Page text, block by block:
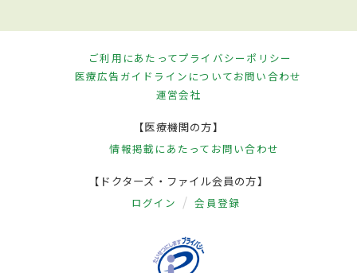
ご利用にあたってプライバシーポリシー
医療広告ガイドラインについてお問い合わせ
運営会社
【医療機関の方】
情報掲載にあたって お問い合わせ
【ドクターズ・ファイル会員の方】
ログイン 会員登録